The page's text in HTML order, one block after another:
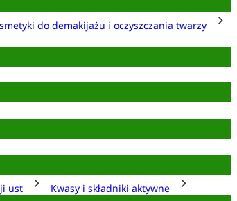
do demakijażu i oczyszczania twarzy
ust
Kwasy i składniki aktywne